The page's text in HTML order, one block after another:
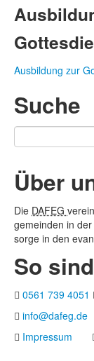
Ausbildung zur
Suche
Über
Die DAFEG
gemeinden in der
sorge in den
So
0561 739 4051
info@dafeg.de
Impressum